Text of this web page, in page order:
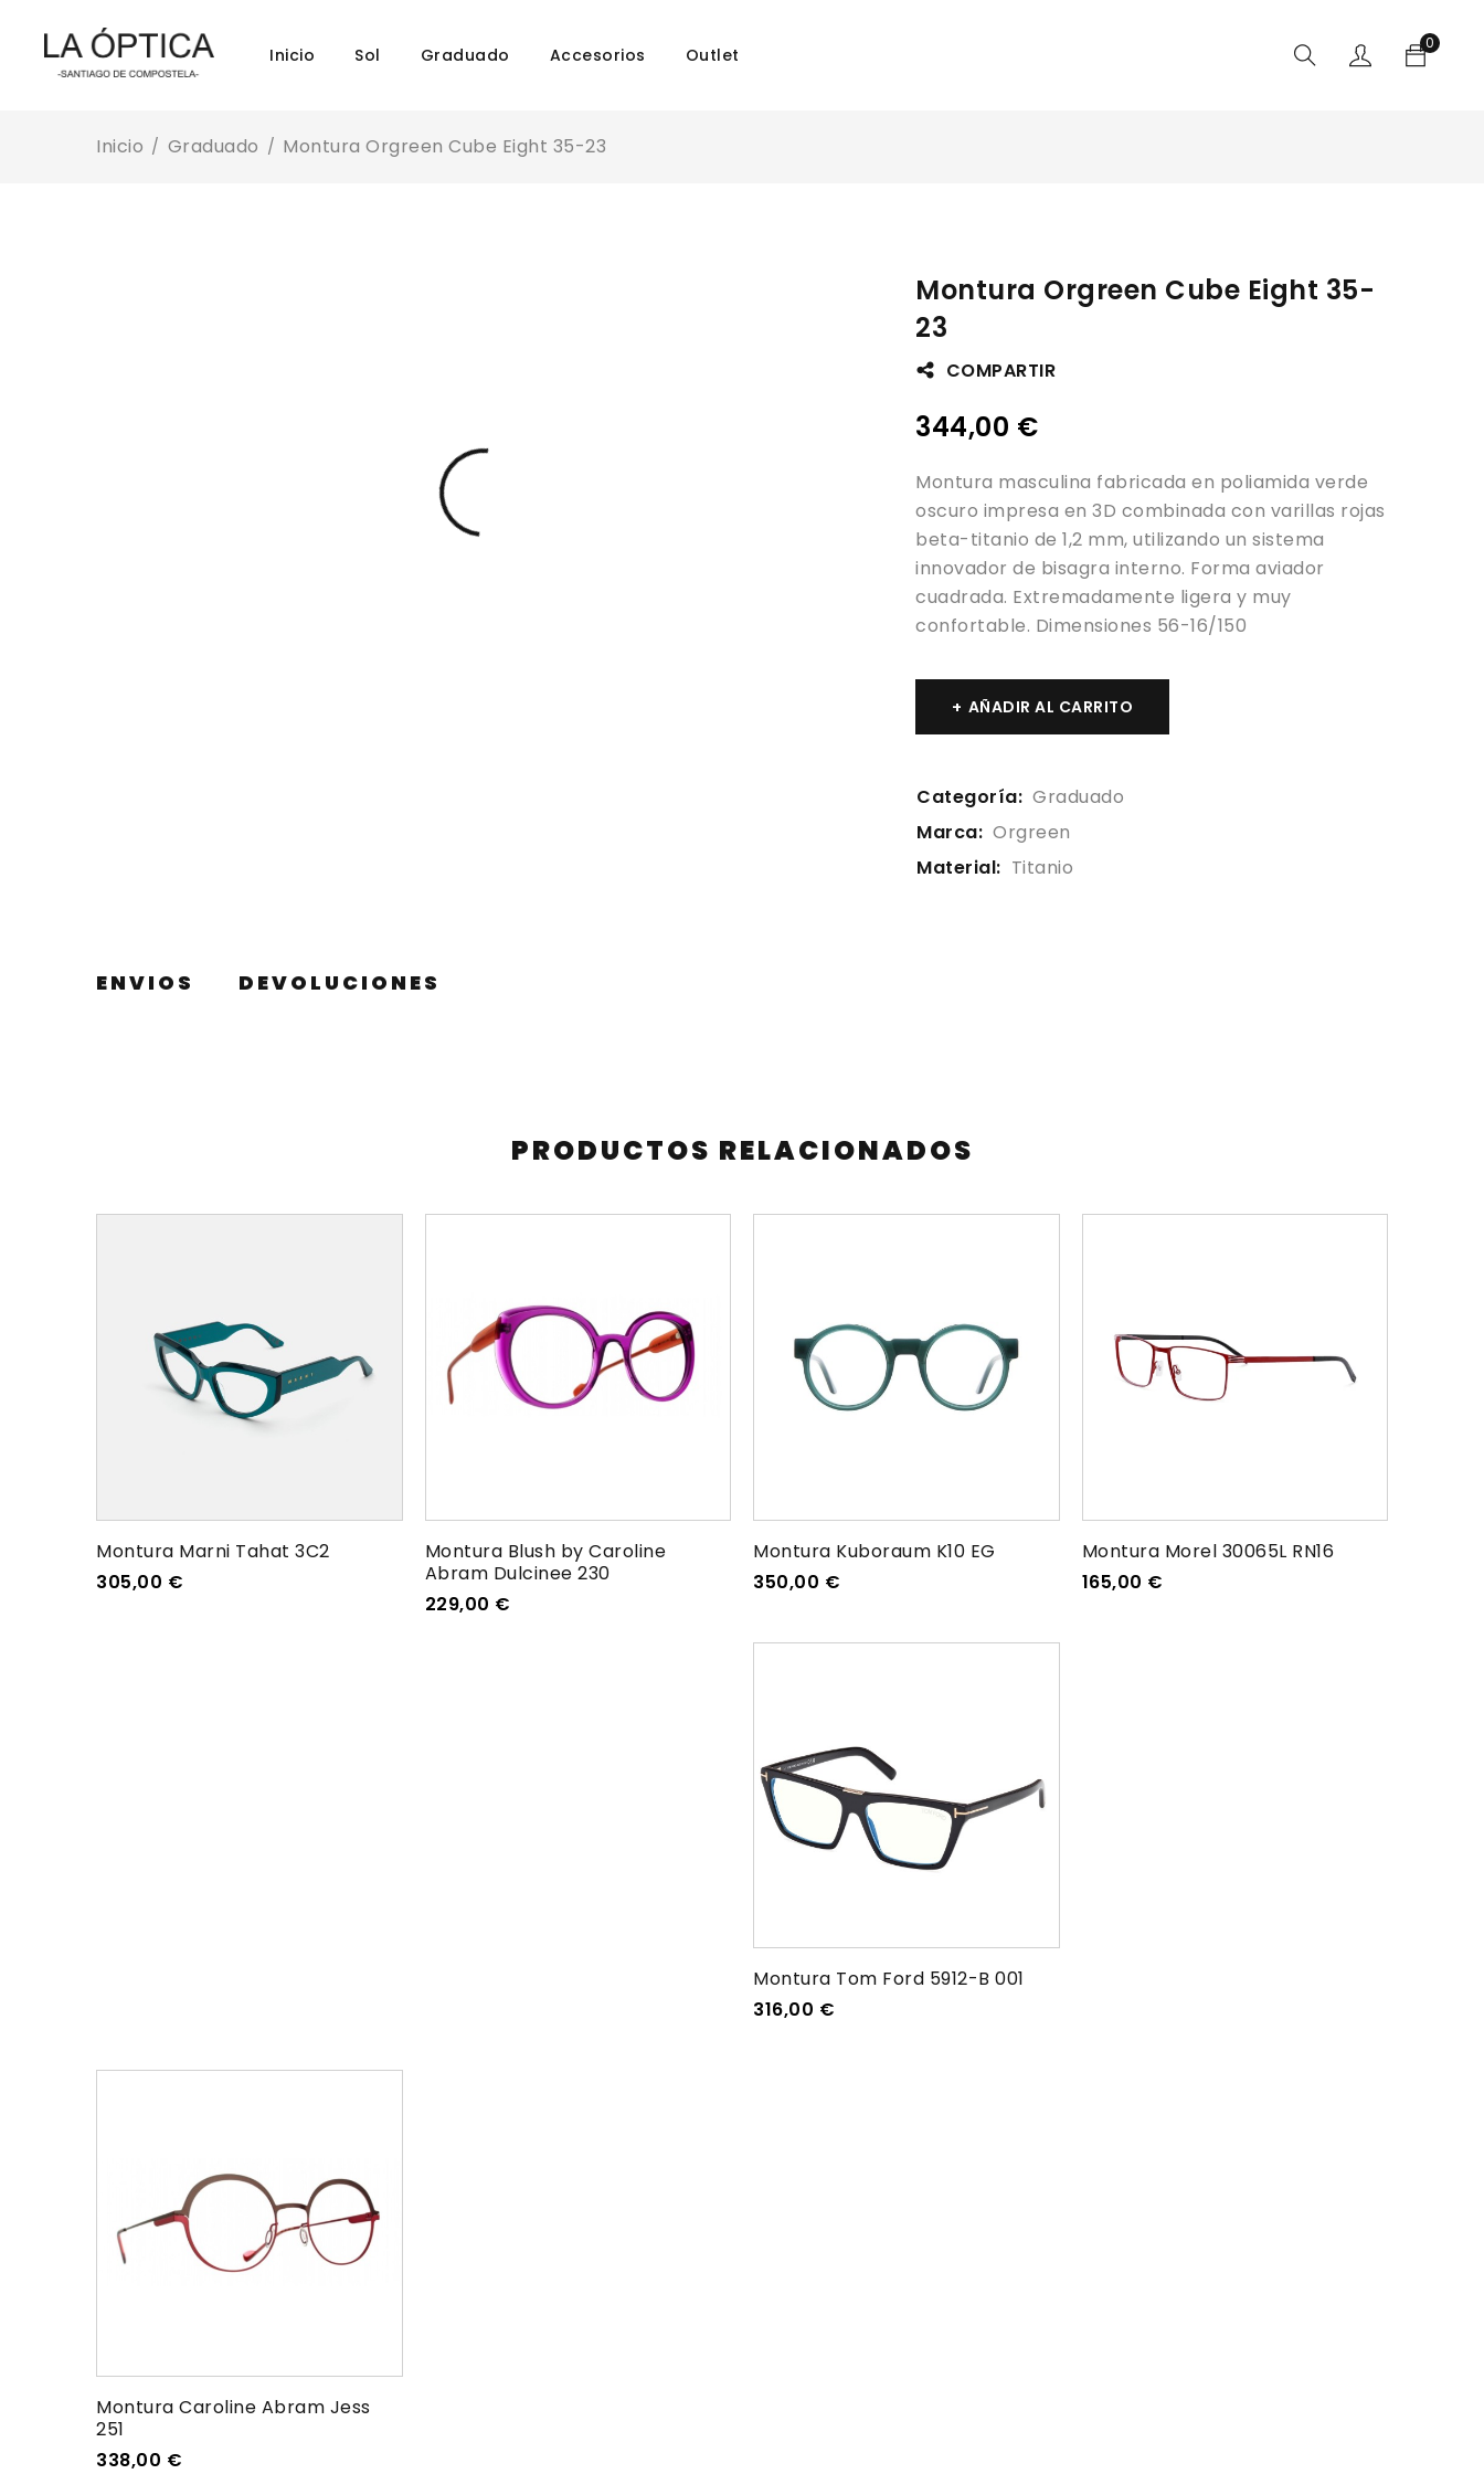
Inicio Sol Graduado Accesorios Outlet
0
Inicio / Graduado / Montura Orgreen Cube Eight 35-23
Montura Orgreen Cube Eight 35-
23
COMPARTIR
344,00 €
Montura masculina fabricada en poliamida verde
oscuro impresa en 3D combinada con varillas rojas
beta-titanio de 1,2 mm, utilizando un sistema
innovador de bisagra interno. Forma aviador
cuadrada. Extremadamente ligera y muy
confortable. Dimensiones 56-16/150
AÑADIR AL CARRITO
Categoría: Graduado
Marca: Orgreen
Material: Titanio
ENVIOS DEVOLUCIONES
PRODUCTOS RELACIONADOS
Montura Marni Tahat 3C2
305,00 €
Montura Blush by Caroline
Abram Dulcinee 230
229,00 €
Montura Kuboraum K10 EG
350,00 €
Montura Morel 30065L RN16
165,00 €
Montura Tom Ford 5912-B 001
316,00 €
Montura Caroline Abram Jess
251
338,00 €